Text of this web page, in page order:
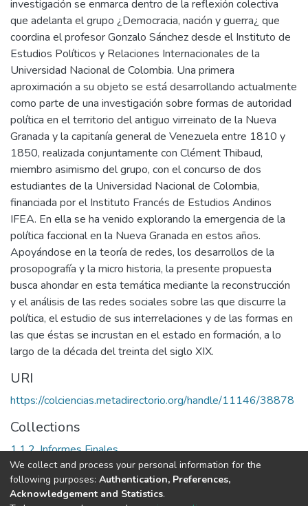
investigación se enmarca dentro de la reflexión colectiva
que adelanta el grupo ¿Democracia, nación y guerra¿ que
coordina el profesor Gonzalo Sánchez desde el Instituto de
Estudios Políticos y Relaciones Internacionales de la
Universidad Nacional de Colombia. Una primera
aproximación a su objeto se está desarrollando actualmente
como parte de una investigación sobre formas de autoridad
política en el territorio del antiguo virreinato de la Nueva
Granada y la capitanía general de Venezuela entre 1810 y
1850, realizada conjuntamente con Clément Thibaud,
miembro asimismo del grupo, con el concurso de dos
estudiantes de la Universidad Nacional de Colombia,
financiada por el Instituto Francés de Estudios Andinos
IFEA. En ella se ha venido explorando la emergencia de la
política faccional en la Nueva Granada en estos años.
Apoyándose en la teoría de redes, los desarrollos de la
prosopografía y la micro historia, la presente propuesta
busca ahondar en esta temática mediante la reconstrucción
y el análisis de las redes sociales sobre las que discurre la
política, el estudio de sus interrelaciones y de las formas en
las que éstas se incrustan en el estado en formación, a lo
largo de la década del treinta del siglo XIX.
URI
https://colciencias.metadirectorio.org/handle/11146/38878
Collections
1.1.2. Informes Finales
Full item page
We collect and process your personal information for the
following purposes: Authentication, Preferences,
Acknowledgement and Statistics.